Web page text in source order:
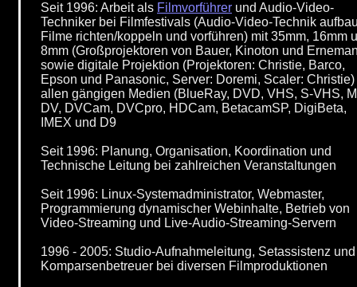
Seit 1996: Arbeit als Filmvorführer und Audio-Video-
Techniker bei Filmfestivals (Audio-Video-Technik
Filme richten/koppeln und vorführen) mit 35mm, 16mm
8mm (Großprojektoren von Bauer, Kinoton und
sowie digitale Projektion (Projektoren: Christie, Barco,
Epson und Panasonic, Server: Doremi, Scaler:
allen gängigen Medien (BlueRay, DVD, VHS, S-VHS,
DV, DVCam, DVCpro, HDCam, BetacamSP, DigiBeta,
IMEX und D9
Seit 1996: Planung, Organisation, Koordination und
Technische Leitung bei zahlreichen Veranstaltungen
Seit 1996: Linux-Systemadministrator, Webmaster,
Programmierung dynamischer Webinhalte, Betrieb von
Video-Streaming und Live-Audio-Streaming-Servern
1996 - 2005: Studio-Aufnahmeleitung, Setassistenz und
Komparsenbetreuer bei diversen Filmproduktionen